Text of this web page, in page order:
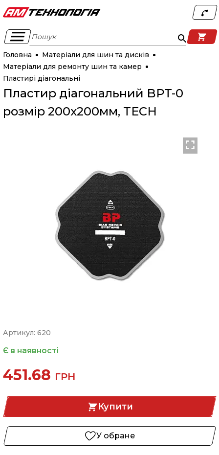
Пошук
Головна
Матеріали для шин та дисків
Матеріали для ремонту шин та камер
Пластирі діагональні
Пластир діагональний BPT-0
розмір 200х200мм, TECH
Артикул: 620
Є в наявності
451.68 ГРН
Купити
У обране